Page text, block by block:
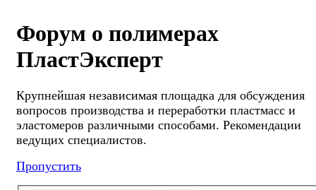
Форум о полимерах
ПластЭксперт
Крупнейшая независимая площадка для обсуждения
вопросов производства и переработки пластмасс и
эластомеров различными способами. Рекомендации
ведущих специалистов.
Пропустить